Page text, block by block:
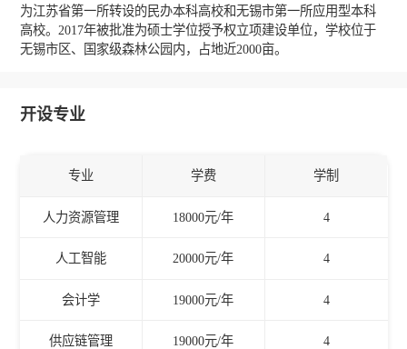
为江苏省第一所转设的民办本科高校和无锡市第一所应用型本科
高校。2017年被批准为硕士学位授予权立项建设单位，学校位于
无锡市区、国家级森林公园内，占地近2000亩。
开设专业
专业 学费 学制
人力资源管理 18000元/年 4
人工智能 20000元/年 4
会计学 19000元/年 4
供应链管理 19000元/年 4